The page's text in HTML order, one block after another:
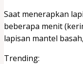
Saat menerapkan
beberapa menit
lapisan mantel
Trending: